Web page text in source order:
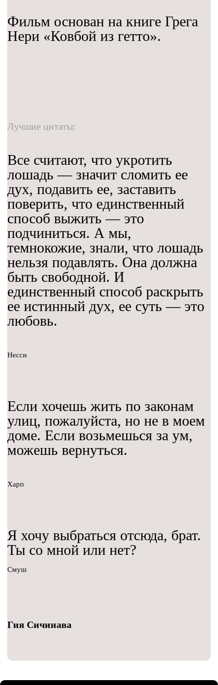
Фильм основан на книге Грега
Нери «Ковбой из гетто».
Лучшие цитаты:
Все считают, что укротить
лошадь — значит сломить ее
дух, подавить ее, заставить
поверить, что единственный
способ выжить — это
подчиниться. А мы,
темнокожие, знали, что лошадь
нельзя подавлять. Она должна
быть свободной. И
единственный способ раскрыть
ее истинный дух, ее суть — это
любовь.
Несси
Если хочешь жить по законам
улиц, пожалуйста, но не в моем
доме. Если возьмешься за ум,
можешь вернуться.
Харп
Я хочу выбраться отсюда, брат.
Ты со мной или нет?
Смуш
Гия Сичинава